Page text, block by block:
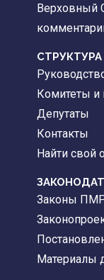
Верховный
CТРУКТУРА
Комитеты и
Депутаты
Контакты
Найти свой
Законы
Материалы